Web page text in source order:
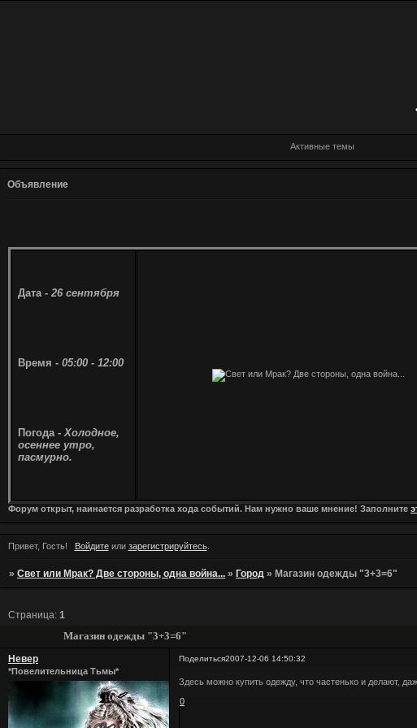
Активные темы
Объявление
Дата - 26 сентября
Время - 05:00 - 12:00
Погода - Холодное,
осеннее утро,
пасмурно.
Форум открыт, наинается разработка хода событий. Нам нужно ваше мнение! Заполните
Привет, Гость! Войдитеили зарегистрируйтесь.
»Свет или Мрак? Две стороны, одна война... » Город » Магазин одежды "3+3=6"
Магазин одежды "3+3=6"
Страница:1
Поделиться2007-12-06 14:50:32
Невер
*Повелительница Тьмы*
Здесь можно купить одежду, что частенько и делают,
0